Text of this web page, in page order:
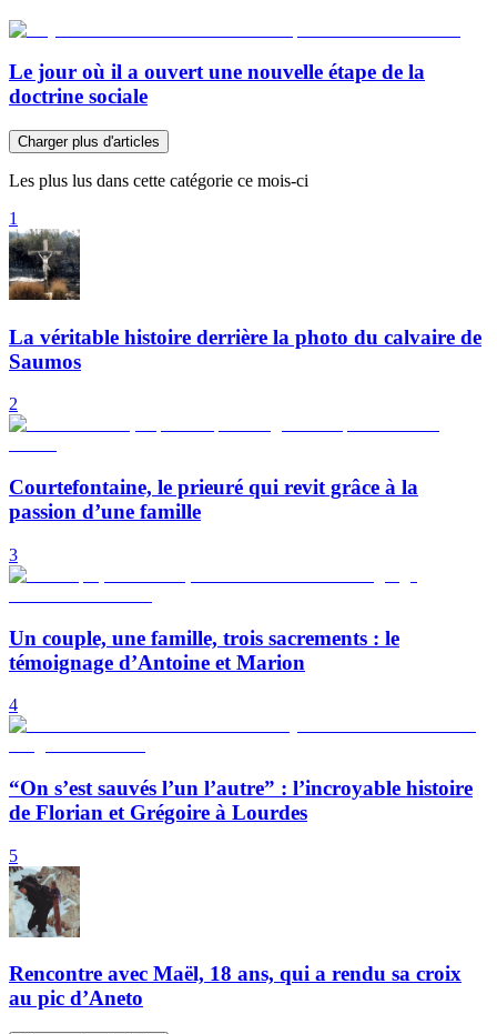
Le jour où il a ouvert une nouvelle étape de la
doctrine sociale
Charger plus d'articles
Les plus lus dans cette catégorie ce mois-ci
1
La véritable histoire derrière la photo du calvaire de
Saumos
2
Courtefontaine, le prieuré qui revit grâce à la
passion d’une famille
3
Un couple, une famille, trois sacrements : le
témoignage d’Antoine et Marion
4
“On s’est sauvés l’un l’autre” : l’incroyable histoire
de Florian et Grégoire à Lourdes
5
Rencontre avec Maël, 18 ans, qui a rendu sa croix
au pic d’Aneto